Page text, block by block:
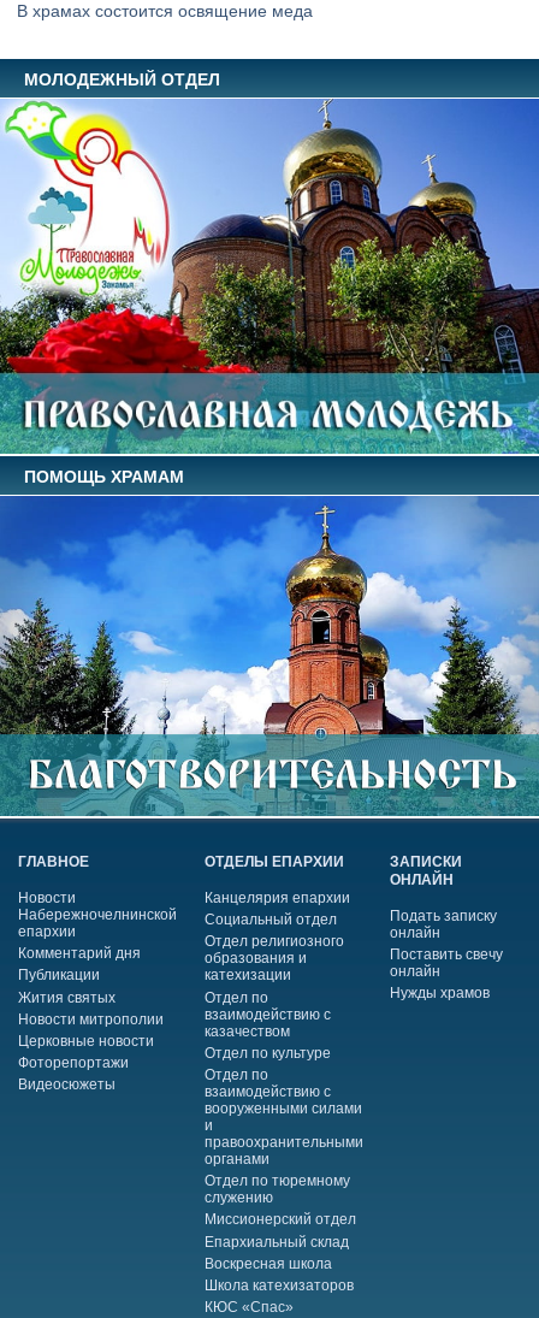
В храмах состоится освящение меда
МОЛОДЕЖНЫЙ ОТДЕЛ
ПОМОЩЬ ХРАМАМ
ГЛАВНОЕ
Новости
Набережночелнинской
епархии
Комментарий дня
Публикации
Жития святых
Новости митрополии
Церковные новости
Фоторепортажи
Видеосюжеты
ОТДЕЛЫ ЕПАРХИИ
Канцелярия епархии
Социальный отдел
Отдел религиозного
образования и
катехизации
Отдел по
взаимодействию с
казачеством
Отдел по культуре
Отдел по
взаимодействию с
вооруженными силами
и
правоохранительными
органами
Отдел по тюремному
служению
Миссионерский отдел
Епархиальный склад
Воскресная школа
Школа катехизаторов
КЮС «Спас»
ЗАПИСКИ
ОНЛАЙН
Подать записку
онлайн
Поставить свечу
онлайн
Нужды храмов